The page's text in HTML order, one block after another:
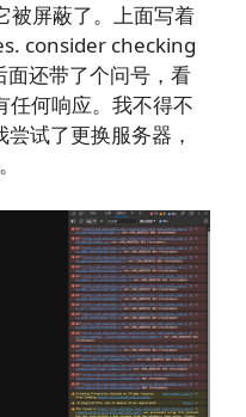
被屏蔽了。上面写着
consider checking
还带了个问号，看
任何响应。我不得不
试了更换服务器，